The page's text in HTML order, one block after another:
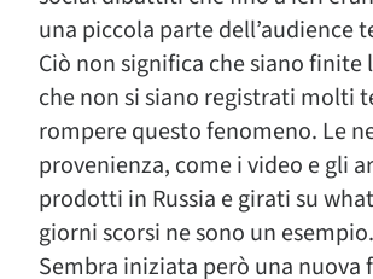
una piccola parte dell’audience
Ciò non significa che siano finite
che non si siano registrati molti
rompere questo fenomeno. Le
provenienza, come i video e gli
prodotti in Russia e girati su
giorni scorsi ne sono un esempio.
Sembra iniziata però una nuova